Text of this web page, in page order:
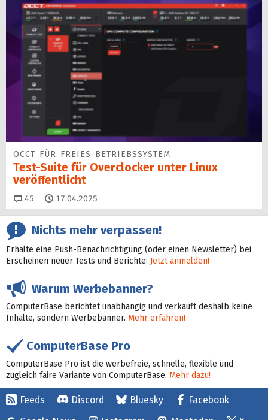
OCCT FÜR FREIES BETRIEBSSYSTEM
Test-Suite für Overclocker unter Linux
veröffentlicht
45 Kommentare
17.04.2025
Nichts mehr verpassen!
Erhalte eine Push-Benachrichtigung (oder einen Newsletter) bei
Erscheinen neuer Tests und Berichte: Jetzt anmelden!
Warum Werbebanner?
ComputerBase berichtet unabhängig und verkauft deshalb keine
Inhalte, sondern Werbebanner. Mehr erfahren!
ComputerBase Pro
ComputerBase Pro ist die werbefreie, schnelle, flexible und
zugleich faire Variante von ComputerBase. Mehr dazu!
Feeds Discord Bluesky
Facebook